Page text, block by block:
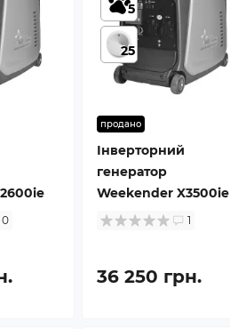
0
продано
Інверторний
генератор
Weekender X3500ie
5
25
1
36 250 грн.